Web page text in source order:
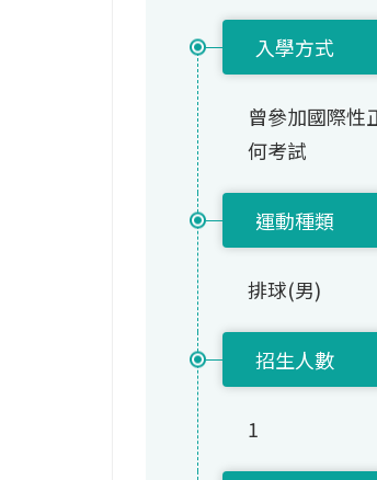
入學方式
曾參加國際性
何考試
運動種類
排球(男)
招生人數
1